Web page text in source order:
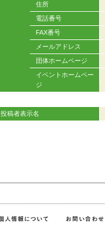
住所
電話番号
FAX番号
メールアドレス
団体ホームページ
イベントホームペー
ジ
投稿者表示名